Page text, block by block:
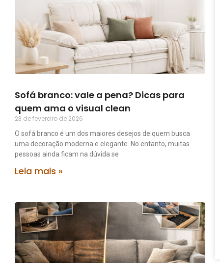
Sofá branco: vale a pena? Dicas para
quem ama o visual clean
23 de fevereiro de 2026
O sofá branco é um dos maiores desejos de quem busca
uma decoração moderna e elegante. No entanto, muitas
pessoas ainda ficam na dúvida se
Leia mais »